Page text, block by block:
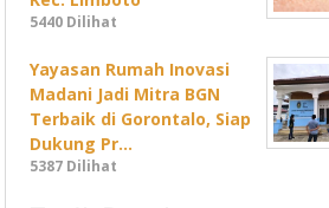
5440 Dilihat
Yayasan Rumah Inovasi
Madani Jadi Mitra BGN
Terbaik di Gorontalo, Siap
Dukung Pr…
5387 Dilihat